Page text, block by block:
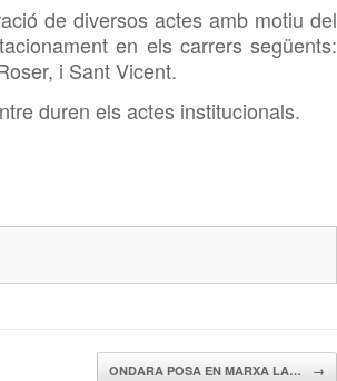
de diversos actes amb motiu del
en els carrers següents:
i Sant Vicent.
duren els actes institucionals.
ONDARA POSA EN MARXA LA… →